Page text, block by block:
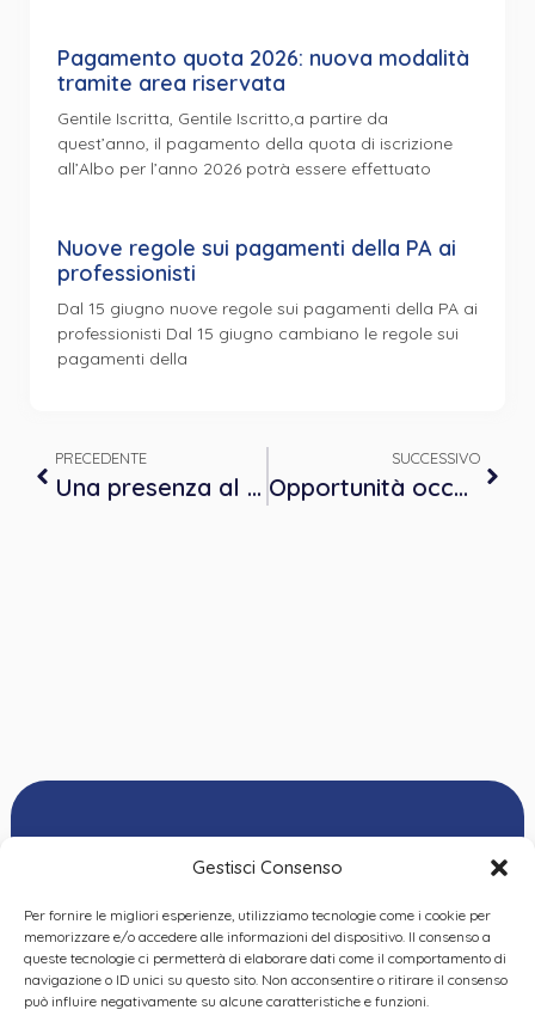
Gestisci Consenso
Per fornire le migliori esperienze, utilizziamo tecnologie come i cookie per
memorizzare e/o accedere alle informazioni del dispositivo. Il consenso a
queste tecnologie ci permetterà di elaborare dati come il comportamento di
navigazione o ID unici su questo sito. Non acconsentire o ritirare il consenso
può influire negativamente su alcune caratteristiche e funzioni.
Pagamento quota 2026: nuova modalità
tramite area riservata
Gentile Iscritta, Gentile Iscritto,a partire da
quest’anno, il pagamento della quota di iscrizione
all’Albo per l’anno 2026 potrà essere effettuato
Nuove regole sui pagamenti della PA ai
professionisti
Dal 15 giugno nuove regole sui pagamenti della PA ai
professionisti Dal 15 giugno cambiano le regole sui
pagamenti della
PRECEDENTE
Una presenza al di là delle parole
SUCCESSIVO
Opportunità occupazionale nell’ambito internazionale
Privacy Policy |Cookie
Policy|Dichiarazione
Ordine delle
Psicologhe e degli
Psicologi del Piemonte
VIA GIANNONE 8A – 10121